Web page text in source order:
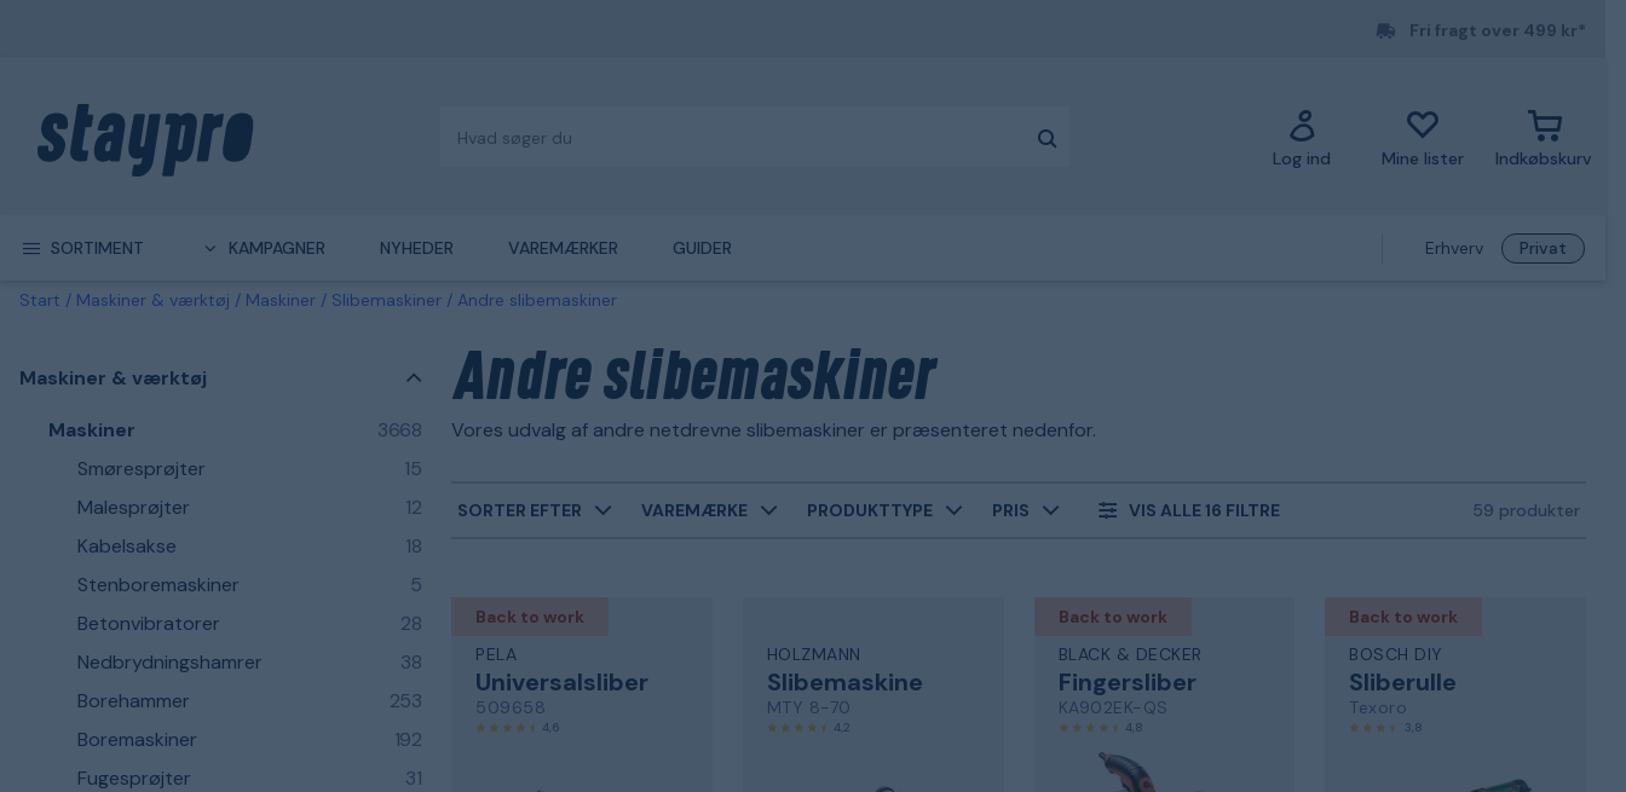
Fri fragt over 499 kr*
Log ind Mine lister Indkøbskurv
SORTIMENT KAMPAGNER NYHEDER VAREMÆRKER GUIDER Erhverv Privat
Start Maskiner & værktøj Maskiner Slibemaskiner Andre slibemaskiner
Maskiner & værktøj
Maskiner
3668
Smøresprøjter
15
Malesprøjter
12
Kabelsakse
18
Stenboremaskiner
5
Betonvibratorer
28
Nedbrydningshamrer
38
Borehammer
253
Boremaskiner
192
Fugesprøjter
31
Andre slibemaskiner
Vores udvalg af andre netdrevne slibemaskiner er præsenteret nedenfor.
SORTER EFTER VAREMÆRKE PRODUKTTYPE PRIS VIS ALLE 16 FILTRE 59 produkter
Back to work
PELA
Universalsliber
509658
4,6
HOLZMANN
Slibemaskine
MTY 8-70
4,2
Back to work
BLACK & DECKER
Fingersliber
KA902EK-QS
4,8
Back to work
BOSCH DIY
Sliberulle
Texoro
3,8